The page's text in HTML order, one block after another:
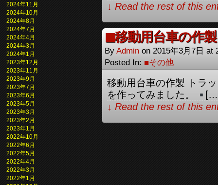
2024年11月
2024年10月
2024年8月
2024年7月
2024年4月
2024年3月
2024年1月
2023年12月
2023年11月
2023年9月
2023年7月
2023年6月
2023年5月
2023年3月
2023年2月
2023年1月
2022年10月
2022年6月
2022年5月
2022年4月
2022年3月
2022年1月
↓ Read the rest of this
◼︎移動用台車の作製
By Admin on 2015年3月7日 at
Posted In: ■その他
移動用台車の作製 トラ
を作ってみました。
↓ Read the rest of this